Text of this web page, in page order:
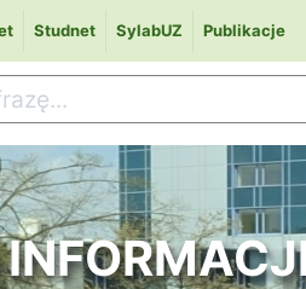
Studnet SylabUZ Publikacje